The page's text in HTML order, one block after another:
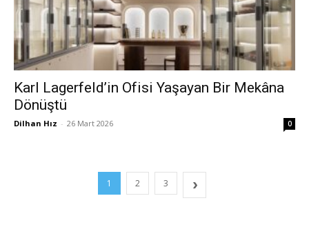
Karl Lagerfeld’in Ofisi Yaşayan Bir Mekâna
Dönüştü
Dilhan Hız - 26 Mart 2026 0
1 2 3